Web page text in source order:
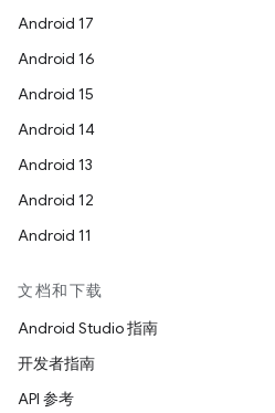
Android 17
Android 16
Android 15
Android 14
Android 13
Android 12
Android 11
文档和下载
Android Studio 指南
开发者指南
API 参考